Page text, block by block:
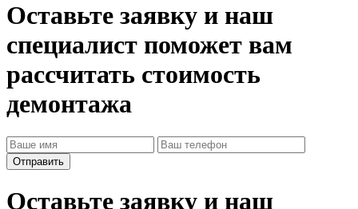
Оставьте заявку и наш
специалист поможет вам
рассчитать стоимость
демонтажа
Оставьте заявку и наш